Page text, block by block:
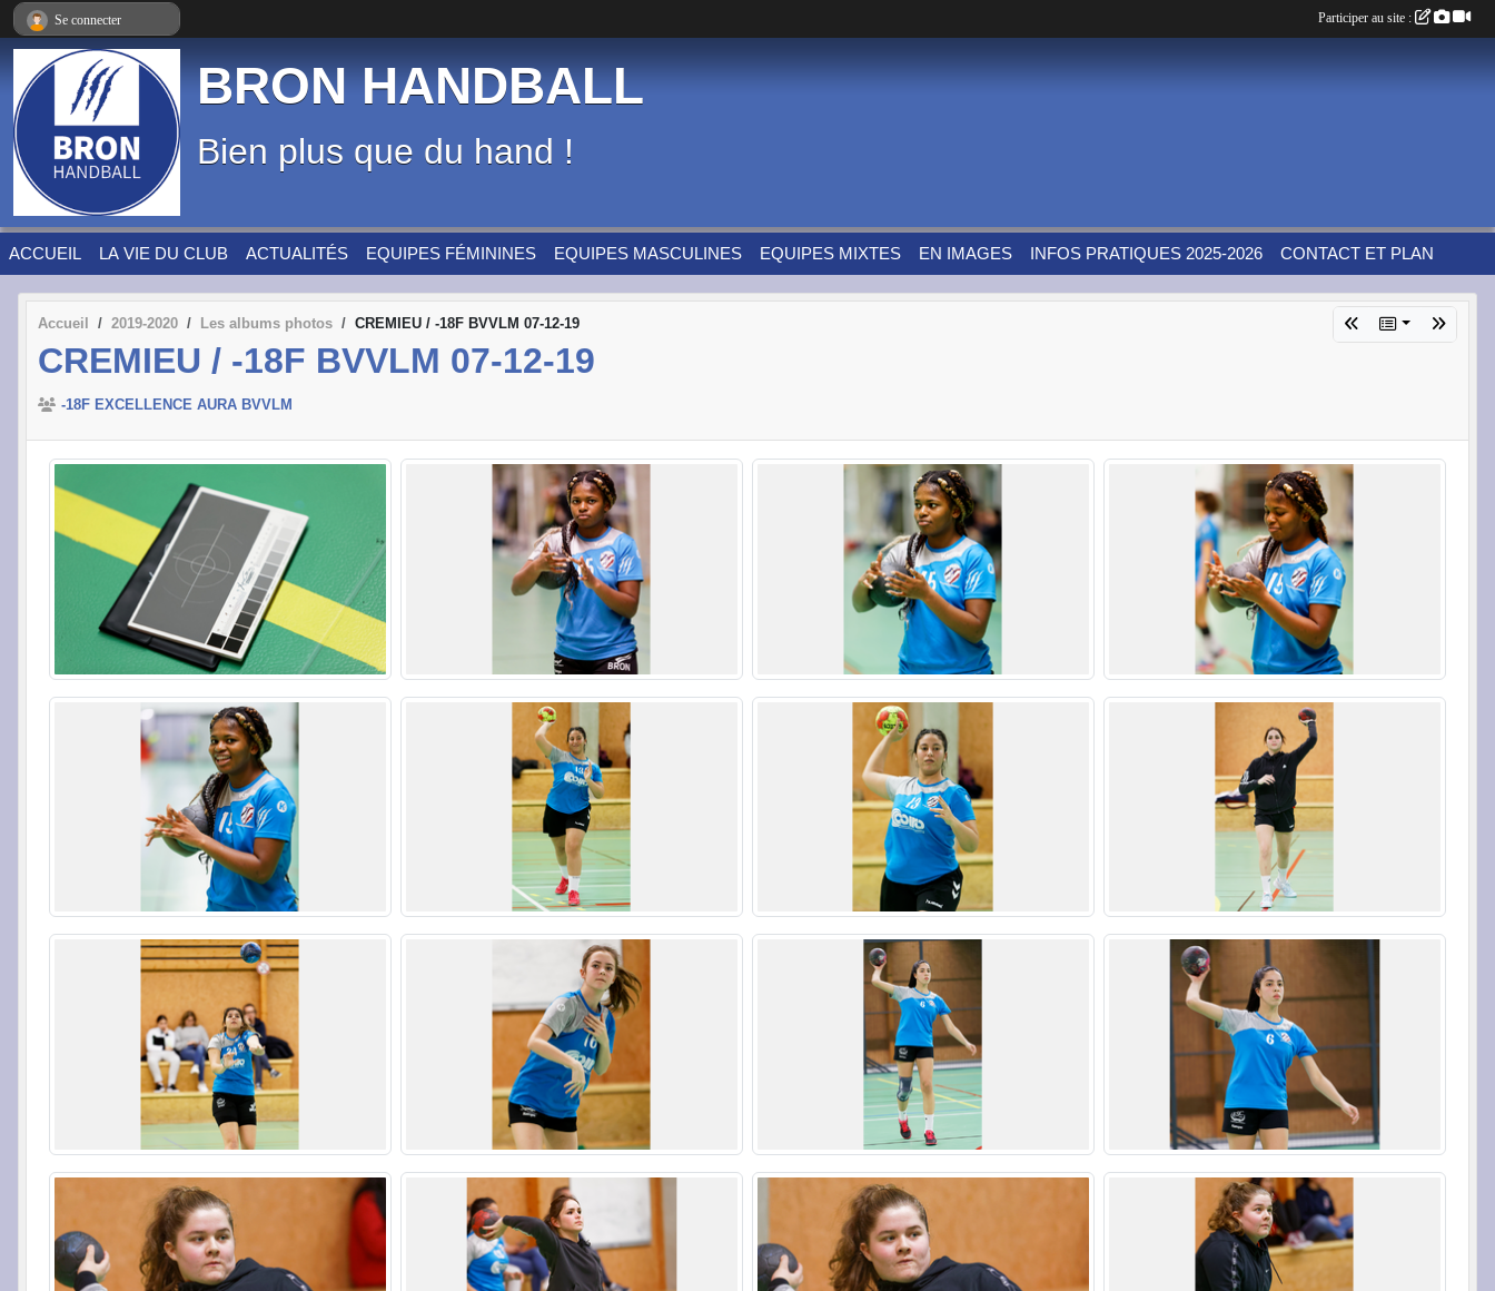
BRON HANDBALL
Bien plus que du hand !
ACCUEIL LA VIE DU CLUB ACTUALITÉS EQUIPES FÉMININES EQUIPES MASCULINES EQUIPES MIXTES EN IMAGES INFOS PRATIQUES 2025-2026 CONTACT ET PLAN
Accueil 2019-2020 Les albums photos CREMIEU / -18F BVVLM 07-12-19
CREMIEU / -18F BVVLM 07-12-19
-18F EXCELLENCE AURA BVVLM
Se connecter Participer au site :
Panneau de gestion des cookies